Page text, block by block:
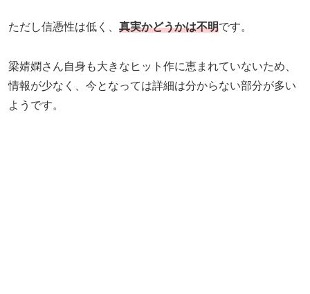
ただし信憑性は低く、 真実かどうかは不明です。
梁婧嫻さん自身も大きなヒット作に恵まれていないため、
情報が少なく、今となっては詳細は分からない部分が多い
ようです。